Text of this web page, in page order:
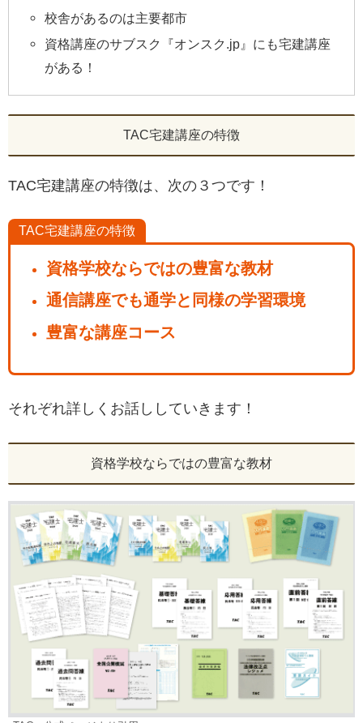
校舎があるのは主要都市
資格講座のサブスク『オンスク.jp』にも宅建講座
がある！
TAC宅建講座の特徴
TAC宅建講座の特徴は、次の３つです！
TAC宅建講座の特徴
資格学校ならではの豊富な教材
通信講座でも通学と同様の学習環境
豊富な講座コース
それぞれ詳しくお話ししていきます！
資格学校ならではの豊富な教材